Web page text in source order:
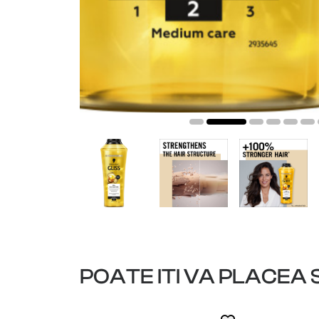
POATE ITI VA PLACEA